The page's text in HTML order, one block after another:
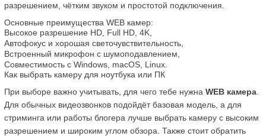
разрешением, чётким звуком и простотой подключения.
Основные преимущества WEB камер:
Высокое разрешение HD, Full HD, 4K,
Автофокус и хорошая светочувствительность,
Встроенный микрофон с шумоподавлением,
Совместимость с Windows, macOS, Linux.
Как выбрать камеру для ноутбука или ПК
При выборе важно учитывать, для чего тебе нужна WEB камера
Для обычных видеозвонков подойдёт базовая модель, а для
стриминга или работы блогера лучше выбрать камеру с высоким
разрешением и широким углом обзора. Также стоит обратить